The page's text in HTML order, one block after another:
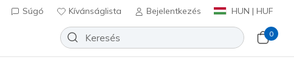
Súgó Kívánságlista Bejelentkezés HUN | HUF
0